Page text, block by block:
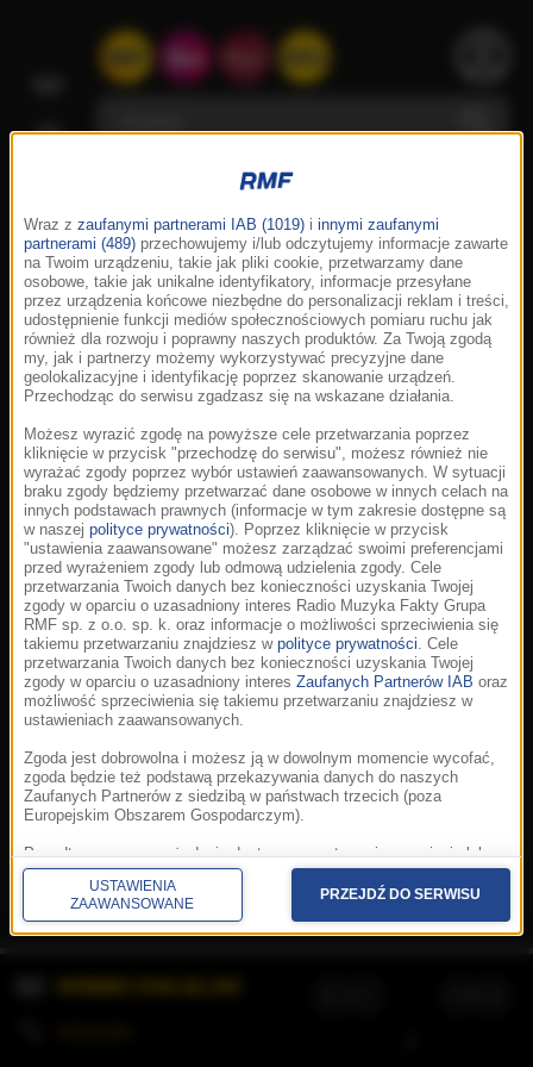
Korzystanie z portalu oznacza akceptację
Prywatność.Aplikacje.© 2026 Radio Muzyka
Fakty Grupa RMF sp. z o.o. sp. k.
Wraz z zaufanymi partnerami IAB (1019) i innymi zaufanymi
partnerami (489) przechowujemy i/lub odczytujemy informacje zawarte
na Twoim urządzeniu, takie jak pliki cookie, przetwarzamy dane
osobowe, takie jak unikalne identyfikatory, informacje przesyłane
przez urządzenia końcowe niezbędne do personalizacji reklam i treści,
udostępnienie funkcji mediów społecznościowych pomiaru ruchu jak
również dla rozwoju i poprawny naszych produktów. Za Twoją zgodą
my, jak i partnerzy możemy wykorzystywać precyzyjne dane
geolokalizacyjne i identyfikację poprzez skanowanie urządzeń.
Przechodząc do serwisu zgadzasz się na wskazane działania.
Możesz wyrazić zgodę na powyższe cele przetwarzania poprzez
kliknięcie w przycisk "przechodzę do serwisu", możesz również nie
wyrażać zgody poprzez wybór ustawień zaawansowanych. W sytuacji
braku zgody będziemy przetwarzać dane osobowe w innych celach na
innych podstawach prawnych (informacje w tym zakresie dostępne są
w naszej polityce prywatności). Poprzez kliknięcie w przycisk
"ustawienia zaawansowane" możesz zarządzać swoimi preferencjami
przed wyrażeniem zgody lub odmową udzielenia zgody. Cele
przetwarzania Twoich danych bez konieczności uzyskania Twojej
zgody w oparciu o uzasadniony interes Radio Muzyka Fakty Grupa
RMF sp. z o.o. sp. k. oraz informacje o możliwości sprzeciwienia się
takiemu przetwarzaniu znajdziesz w polityce prywatności. Cele
przetwarzania Twoich danych bez konieczności uzyskania Twojej
zgody w oparciu o uzasadniony interes Zaufanych Partnerów IAB oraz
możliwość sprzeciwienia się takiemu przetwarzaniu znajdziesz w
ustawieniach zaawansowanych.
Zgoda jest dobrowolna i możesz ją w dowolnym momencie wycofać,
zgoda będzie też podstawą przekazywania danych do naszych
Zaufanych Partnerów z siedzibą w państwach trzecich (poza
Europejskim Obszarem Gospodarczym).
Ponadto masz prawo żądania dostępu, sprostowania, usunięcia lub
ograniczenia przetwarzania danych, a także złożenia skargi do
Prezesa Urzędu Ochrony Danych Osobowych. W polityce prywatności
znajdziesz informacje jak wykonać swoje prawa. Szczegółowe
informacje na temat przetwarzania Twoich danych znajdują się w
USTAWIENIA
ZAAWANSOWANE
PRZEJDŹ DO SERWISU